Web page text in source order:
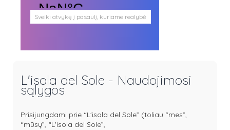
Sveiki atvykę į pasaulį, kuriame realybė
persipina su mistika. Pasaulį, kuris
Parašai ir tekstai
L'isola del Sole - Naudojimosi
sąlygos
Prisijungdami prie “L'isola del Sole” (toliau “mes”,
“mūsų”, “L'isola del Sole”,